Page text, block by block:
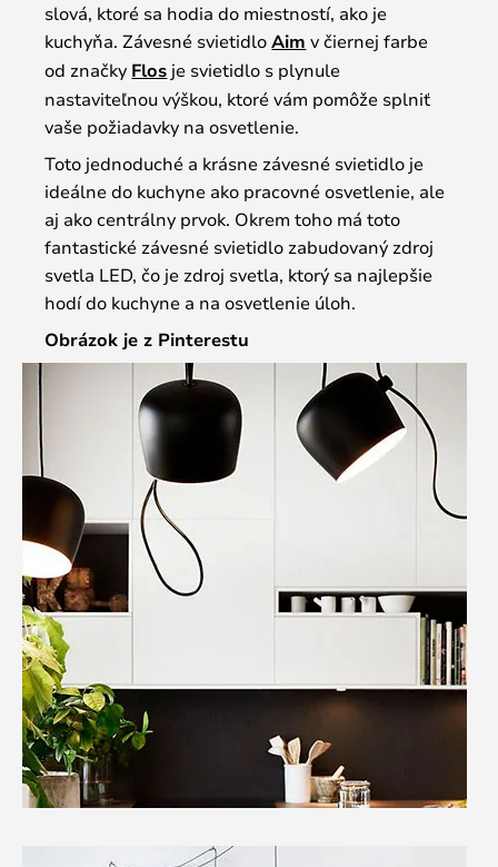
slová, ktoré sa hodia do miestností, ako je
kuchyňa. Závesné svietidloAim v čiernej farbe
od značky Flos je svietidlo s plynule
nastaviteľnou výškou, ktoré vám pomôže splniť
vaše požiadavky na osvetlenie.
Toto jednoduché a krásne závesné svietidlo je
ideálne do kuchyne ako pracovné osvetlenie, ale
aj ako centrálny prvok. Okrem toho má toto
fantastické závesné svietidlo zabudovaný zdroj
svetla LED, čo je zdroj svetla, ktorý sa najlepšie
hodí do kuchyne a na osvetlenie úloh.
Obrázok je z Pinterestu